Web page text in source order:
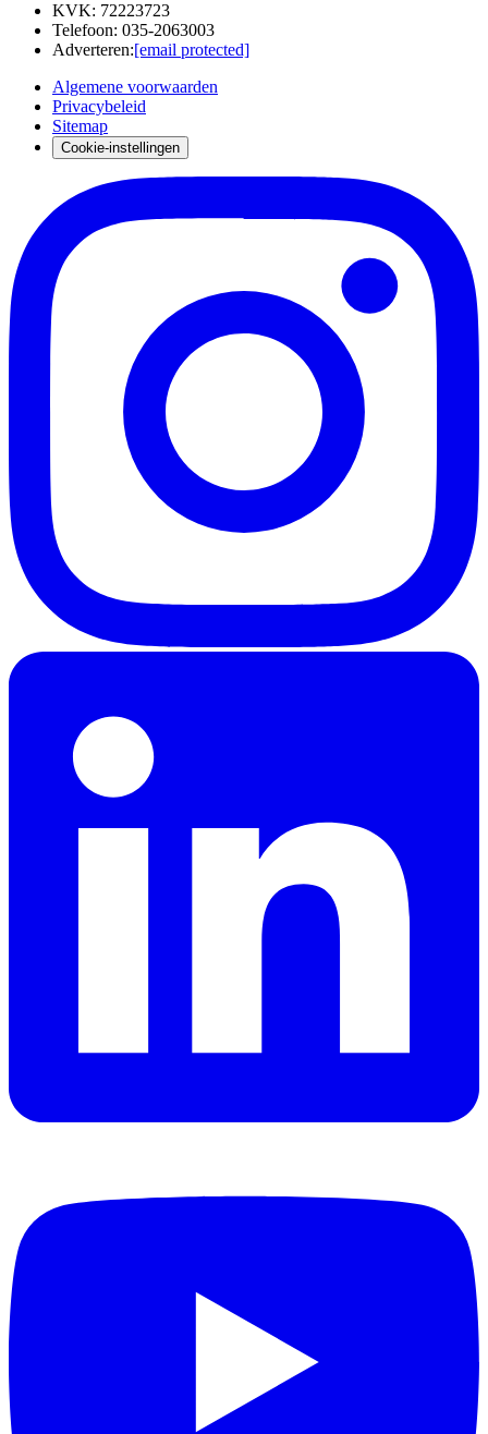
KVK: 72223723
Telefoon: 035-2063003
Adverteren:[email protected]
Algemene voorwaarden
Privacybeleid
Sitemap
Cookie-instellingen